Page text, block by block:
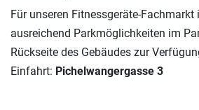
Für unseren Fitnessgeräte-
ausreichend Parkmöglichkeiten im
Rückseite des Gebäudes zur
Einfahrt: Pichelwangergasse 3